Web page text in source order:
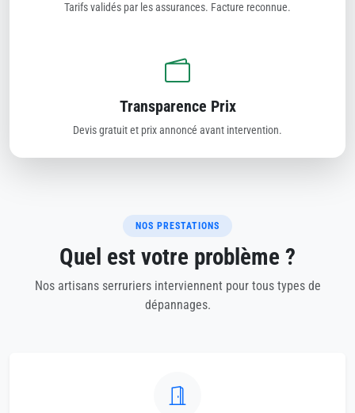
Tarifs validés par les assurances. Facture reconnue.
Transparence Prix
Devis gratuit et prix annoncé avant intervention.
NOS PRESTATIONS
Quel est votre problème ?
Nos artisans serruriers interviennent pour tous types de
dépannages.